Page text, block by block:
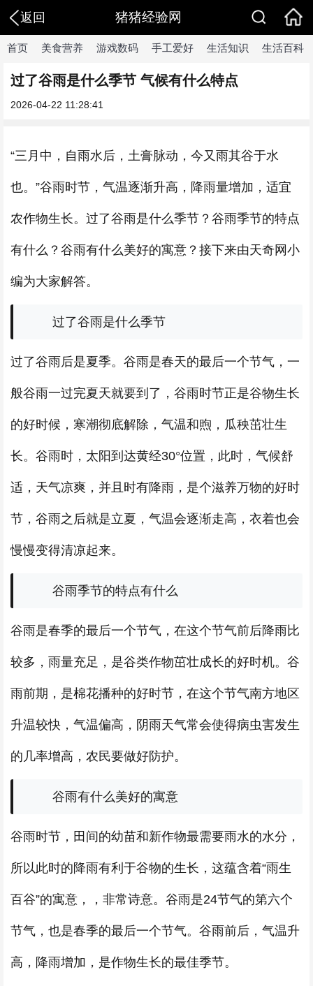
返回 猪猪经验网
首页 美食营养 游戏数码 手工爱好 生活知识 生活百科
过了谷雨是什么季节 气候有什么特点
2026-04-22 11:28:41
“三月中，自雨水后，土膏脉动，今又雨其谷于水
也。”谷雨时节，气温逐渐升高，降雨量增加，适宜
农作物生长。过了谷雨是什么季节？谷雨季节的特点
有什么？谷雨有什么美好的寓意？接下来由天奇网小
编为大家解答。
过了谷雨是什么季节
过了谷雨后是夏季。谷雨是春天的最后一个节气，一
般谷雨一过完夏天就要到了，谷雨时节正是谷物生长
的好时候，寒潮彻底解除，气温和煦，瓜秧茁壮生
长。谷雨时，太阳到达黄经30°位置，此时，气候舒
适，天气凉爽，并且时有降雨，是个滋养万物的好时
节，谷雨之后就是立夏，气温会逐渐走高，衣着也会
慢慢变得清凉起来。
谷雨季节的特点有什么
谷雨是春季的最后一个节气，在这个节气前后降雨比
较多，雨量充足，是谷类作物茁壮成长的好时机。谷
雨前期，是棉花播种的好时节，在这个节气南方地区
升温较快，气温偏高，阴雨天气常会使得病虫害发生
的几率增高，农民要做好防护。
谷雨有什么美好的寓意
谷雨时节，田间的幼苗和新作物最需要雨水的水分，
所以此时的降雨有利于谷物的生长，这蕴含着“雨生
百谷”的寓意，，非常诗意。谷雨是24节气的第六个
节气，也是春季的最后一个节气。谷雨前后，气温升
高，降雨增加，是作物生长的最佳季节。